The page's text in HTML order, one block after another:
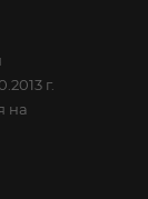
г.
на